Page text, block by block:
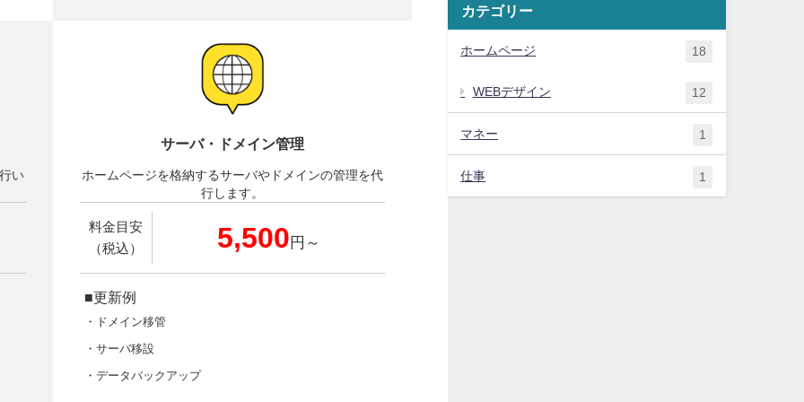
い
サーバ・ドメイン管理
ホームページを格納するサーバやドメインの管理を代
行します。
料金目安
（税込）
5,500 円～
■更新例
・ドメイン移管
・サーバ移設
・データバックアップ
カテゴリー
ホームページ 18
WEBデザイン 12
マネー 1
仕事 1